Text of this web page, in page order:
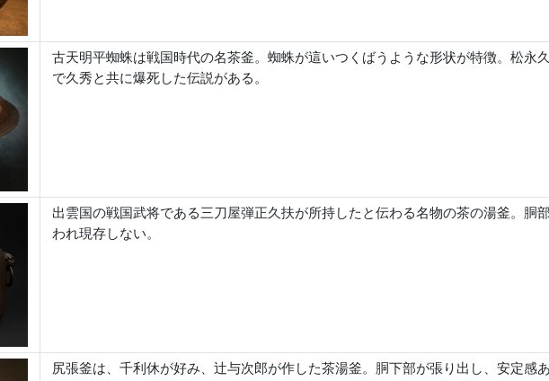
古天明平蜘蛛は戦国時代の名茶釜。蜘蛛が這いつくばうような形状が特徴。松永
で久秀と共に爆死した伝説がある。
出雲国の戦国武将である三刀屋弾正久扶が所持したと伝わる名物の茶の湯釜。胴
われ現存しない。
尻張釜は、千利休が好み、辻与次郎が作した茶湯釜。胴下部が張り出し、安定感